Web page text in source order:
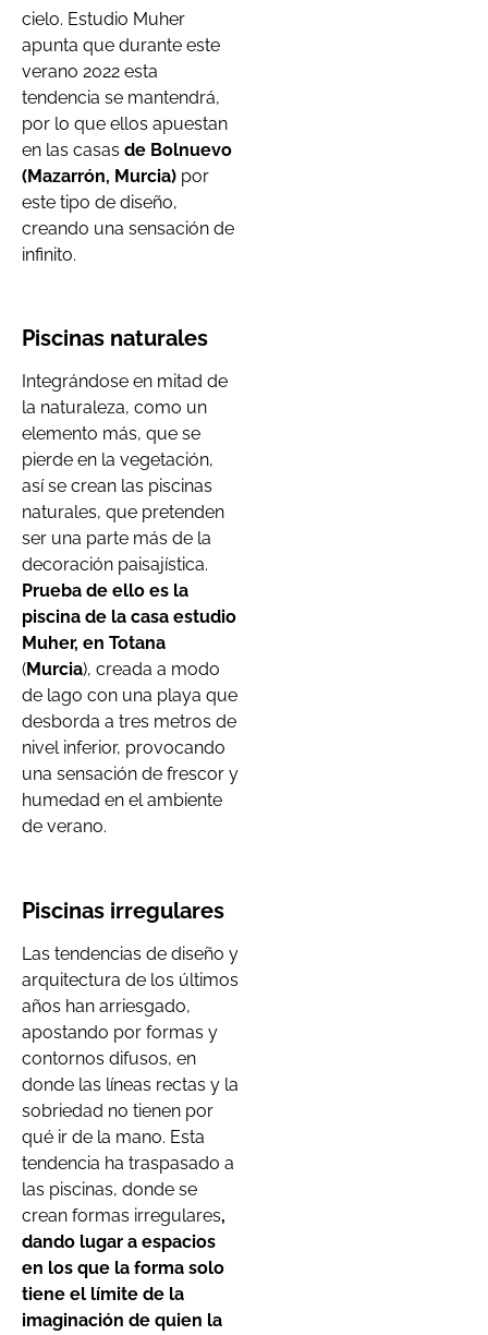
cielo. Estudio Muher
apunta que durante este
verano 2022 esta
tendencia se mantendrá,
por lo que ellos apuestan
en las casas de Bolnuevo
(Mazarrón, Murcia) por
este tipo de diseño,
creando una sensación de
infinito.
Piscinas naturales
Integrándose en mitad de
la naturaleza, como un
elemento más, que se
pierde en la vegetación,
así se crean las piscinas
naturales, que pretenden
ser una parte más de la
decoración paisajística.
Prueba de ello es la
piscina de la casa estudio
Muher, en Totana
(Murcia), creada a modo
de lago con una playa que
desborda a tres metros de
nivel inferior, provocando
una sensación de frescor y
humedad en el ambiente
de verano.
Piscinas irregulares
Las tendencias de diseño y
arquitectura de los últimos
años han arriesgado,
apostando por formas y
contornos difusos, en
donde las líneas rectas y la
sobriedad no tienen por
qué ir de la mano. Esta
tendencia ha traspasado a
las piscinas, donde se
crean formas irregulares,
dando lugar a espacios
en los que la forma solo
tiene el límite de la
imaginación de quien la